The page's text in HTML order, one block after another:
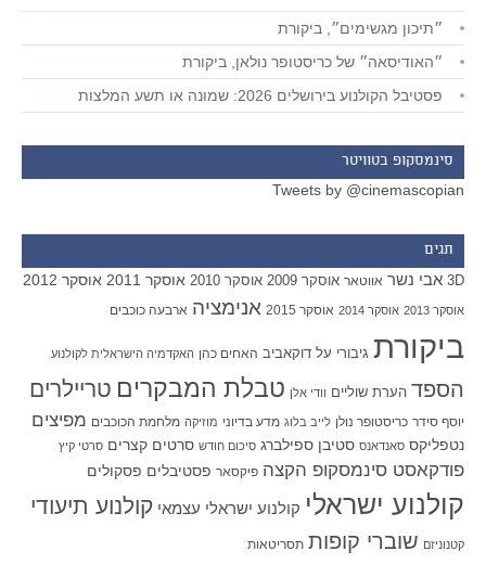
״תיכון מגשימים״, ביקורת
״האודיסאה״ של כריסטופר נולאן, ביקורת
פסטיבל הקולנוע בירושלים 2026: שמונה או תשע המלצות
סינמסקופ בטוויטר
Tweets by @cinemascopian
תגים
3D אבי נשר אווטאר אוסקר 2009 אוסקר 2010 אוסקר 2011 אוסקר 2012
אוסקר 2013 אוסקר 2014 אוסקר 2015 אנימציה ארבעה כוכבים
ביקורת גיבורי על דוקאביב האחים כהן האקדמיה הישראלית לקולנוע
הספד הערת שוליים וודי אלן טבלת המבקרים טריילרים
יוסף סידר כריסטופר נולן לייב בלוג מדע בדיוני מוזיקה מלחמת הכוכבים מפיצים
נטפליקס סאנדאנס סטיבן ספילברג סיכום חודש סרטים קצרים סרטי קיץ
פודקאסט סינמסקופ הקצה פיקסאר פסטיבלים פסקולים
קולנוע ישראלי קולנוע ישראלי עצמאי קולנוע תיעודי
קטנוניזם שוברי קופות תסריטאות